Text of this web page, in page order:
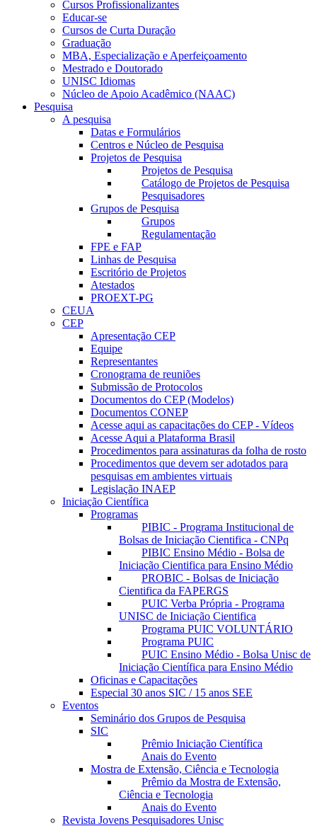
Cursos Profissionalizantes
Educar-se
Cursos de Curta Duração
Graduação
MBA, Especialização e Aperfeiçoamento
Mestrado e Doutorado
UNISC Idiomas
Núcleo de Apoio Acadêmico (NAAC)
Pesquisa
A pesquisa
Datas e Formulários
Centros e Núcleo de Pesquisa
Projetos de Pesquisa
Projetos de Pesquisa
Catálogo de Projetos de Pesquisa
Pesquisadores
Grupos de Pesquisa
Grupos
Regulamentação
FPE e FAP
Linhas de Pesquisa
Escritório de Projetos
Atestados
PROEXT-PG
CEUA
CEP
Apresentação CEP
Equipe
Representantes
Cronograma de reuniões
Submissão de Protocolos
Documentos do CEP (Modelos)
Documentos CONEP
Acesse aqui as capacitações do CEP - Vídeos
Acesse Aqui a Plataforma Brasil
Procedimentos para assinaturas da folha de rosto
Procedimentos que devem ser adotados para
pesquisas em ambientes virtuais
Legislação INAEP
Iniciação Científica
Programas
PIBIC - Programa Institucional de
Bolsas de Iniciação Cientifica - CNPq
PIBIC Ensino Médio - Bolsa de
Iniciação Cientifica para Ensino Médio
PROBIC - Bolsas de Iniciação
Cientifica da FAPERGS
PUIC Verba Própria - Programa
UNISC de Iniciação Cientifica
Programa PUIC VOLUNTÁRIO
Programa PUIC
PUIC Ensino Médio - Bolsa Unisc de
Iniciação Científica para Ensino Médio
Oficinas e Capacitações
Especial 30 anos SIC / 15 anos SEE
Eventos
Seminário dos Grupos de Pesquisa
SIC
Prêmio Iniciação Científica
Anais do Evento
Mostra de Extensão, Ciência e Tecnologia
Prêmio da Mostra de Extensão,
Ciência e Tecnologia
Anais do Evento
Revista Jovens Pesquisadores Unisc